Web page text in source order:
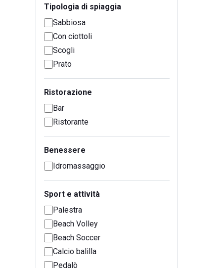
Tipologia di spiaggia
Sabbiosa
Con ciottoli
Scogli
Prato
Ristorazione
Bar
Ristorante
Benessere
Idromassaggio
Sport e attività
Palestra
Beach Volley
Beach Soccer
Calcio balilla
Pedalò